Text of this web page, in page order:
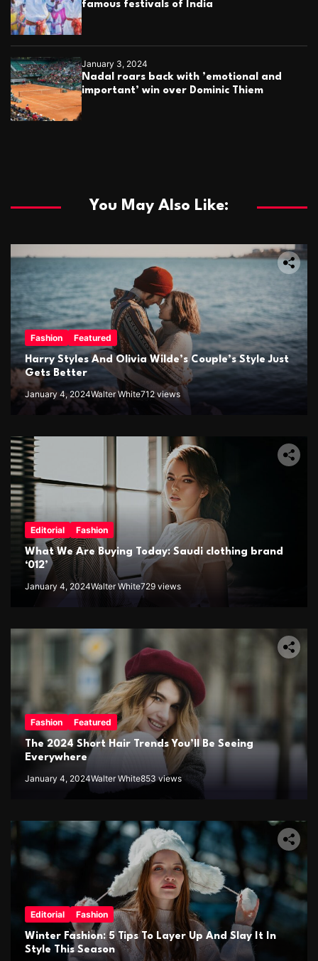
famous festivals of India
January 3, 2024
Nadal roars back with ’emotional and
important’ win over Dominic Thiem
You May Also Like:
Fashion Featured
Harry Styles And Olivia Wilde’s Couple’s Style Just
Gets Better
January 4, 2024Walter White712 views
Editorial Fashion
What We Are Buying Today: Saudi clothing brand
‘012’
January 4, 2024Walter White729 views
Fashion Featured
The 2024 Short Hair Trends You’ll Be Seeing
Everywhere
January 4, 2024Walter White853 views
Editorial Fashion
Winter Fashion: 5 Tips To Layer Up And Slay It In
Style This Season